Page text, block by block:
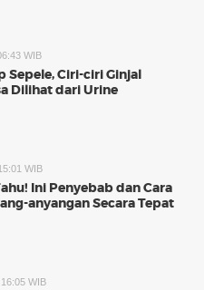
WIB
Sepele, Ciri-ciri Ginjal
Dilihat dari Urine
WIB
Ini Penyebab dan Cara
anyangan Secara Tepat
WIB